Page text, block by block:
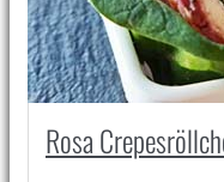
Rosa